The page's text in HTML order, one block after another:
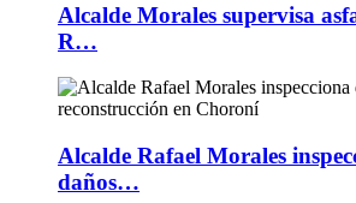
Alcalde Morales supervisa
R…
Alcalde Rafael Morales
daños…